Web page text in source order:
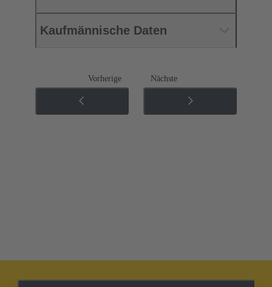
Kaufmännische Daten
Vorherige Nächste